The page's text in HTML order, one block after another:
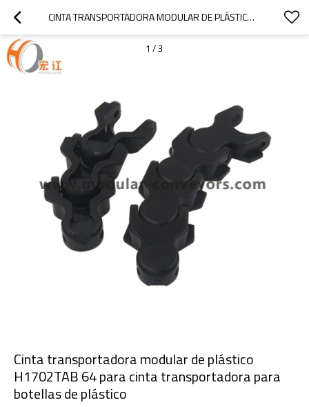
CINTA TRANSPORTADORA MODULAR DE PLÁSTICO H1702TAB 64 PARA CINTA TRANSPORTADORA PARA BOTELLAS DE PLÁSTICO
1 /3
Cinta transportadora modular de plástico
H1702TAB 64 para cinta transportadora para
botellas de plástico